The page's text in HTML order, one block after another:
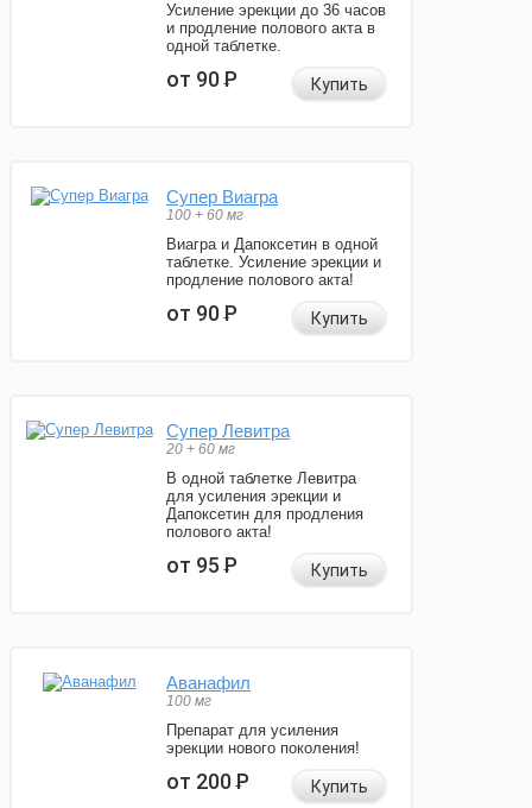
Усиление эрекции до 36 часов
и продление полового акта в
одной таблетке.
от 90Р Купить
Супер Виагра
100 + 60 мг
Виагра и Дапоксетин в одной
таблетке. Усиление эрекции и
продление полового акта!
от 90Р Купить
Супер Левитра
20 + 60 мг
В одной таблетке Левитра
для усиления эрекции и
Дапоксетин для продления
полового акта!
от 95Р Купить
Аванафил
100 мг
Препарат для усиления
эрекции нового поколения!
от 200Р Купить